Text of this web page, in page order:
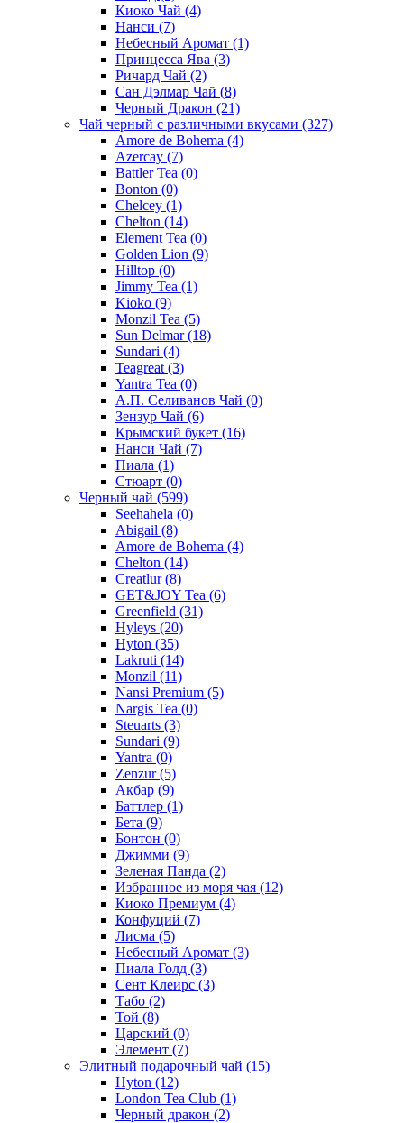
Киоко Чай (4)
Нанси (7)
Небесный Аромат (1)
Принцесса Ява (3)
Ричард Чай (2)
Сан Дэлмар Чай (8)
Черный Дракон (21)
Чай черный с различными вкусами (327)
Amore de Bohema (4)
Azercay (7)
Battler Tea (0)
Bonton (0)
Chelcey (1)
Chelton (14)
Element Tea (0)
Golden Lion (9)
Hilltop (0)
Jimmy Tea (1)
Kioko (9)
Monzil Tea (5)
Sun Delmar(18)
Sundari (4)
Teagreat (3)
Yantra Tea (0)
А.П. Селиванов Чай (0)
Зензур Чай (6)
Крымский букет (16)
Нанси Чай (7)
Пиала (1)
Стюарт (0)
Черный чай (599)
Seehahela (0)
Abigail (8)
Amore de Bohema (4)
Chelton (14)
Creatlur(8)
GET&JOY Tea (6)
Greenfield (31)
Hyleys (20)
Hyton (35)
Lakruti (14)
Monzil (11)
Nansi Premium (5)
Nargis Tea (0)
Steuarts (3)
Sundari (9)
Yantra (0)
Zenzur(5)
Акбар (9)
Баттлер (1)
Бета (9)
Бонтон (0)
Джимми (9)
Зеленая Панда (2)
Избранное из моря чая (12)
Киоко Премиум (4)
Конфуций (7)
Лисма (5)
Небесный Аромат (3)
Пиала Голд (3)
Сент Клеирс (3)
Табо (2)
Той (8)
Царский (0)
Элемент (7)
Элитный подарочный чай (15)
Hyton (12)
London Tea Club (1)
Черный дракон (2)